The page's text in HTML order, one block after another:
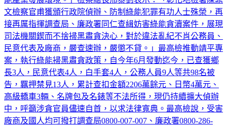
文檢察官甫獲頒行政院偵辦、防制綠能犯罪有功人士殊榮，再
接再厲指揮調查局、廉政署同仁查緝妨害綠能貪瀆案件，展現
司法機關鍥而不捨掃黑肅貪決心，對於違法亂紀不肖公務員、
民意代表及廠商，嚴查速辦，嚴懲不貸。」最高檢推動靖平專
案，執行綠能掃黑肅貪政策，自今年6月發動迄今，已查獲鄉
長3人，民意代表4人，白手套4人，公務人員9人等共98名被
告，羈押禁見13人，累計查扣金額2206萬餘元、日幣4萬元、
高級轎車3輛、名牌包及名錶等不法所得，現仍持續擴大偵辦
中，呼籲涉貪官員儘速自首，以求法律寬典。最高檢說，受害
廠商及國人均可撥打調查局0800-007-007、廉政署0800-286-